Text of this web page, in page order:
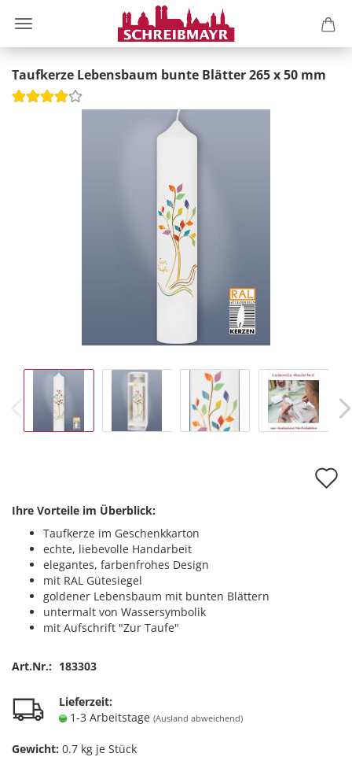
Taufkerze Lebensbaum bunte Blätter 265 x 50 mm
Ihre Vorteile im Überblick:
Taufkerze im Geschenkkarton
echte, liebevolle Handarbeit
elegantes, farbenfrohes Design
mit RAL Gütesiegel
goldener Lebensbaum mit bunten Blättern
untermalt von Wassersymbolik
mit Aufschrift "Zur Taufe"
Art.Nr.: 183303
Lieferzeit:
1-3 Arbeitstage (Ausland abweichend)
Gewicht: 0.7 kg je Stück